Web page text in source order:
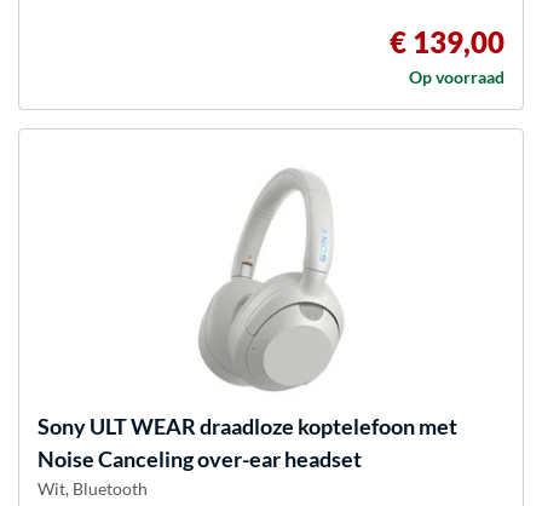
€ 139,00
Op voorraad
SonyULT WEAR draadloze koptelefoon met
Noise Canceling over-ear headset
Wit, Bluetooth